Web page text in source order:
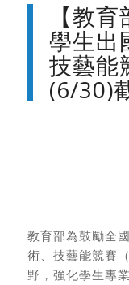
【教
學生出
技藝能
(6/30)
教育部為鼓勵全
術、技藝能競賽
野，強化學生專